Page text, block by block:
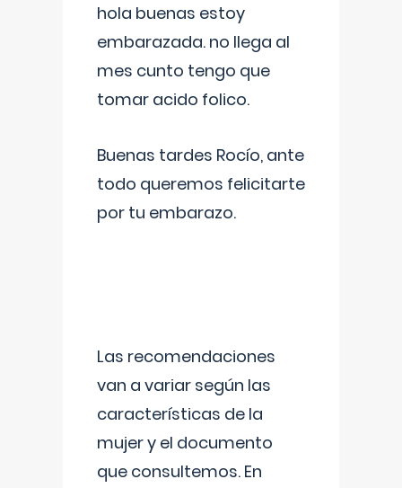
hola buenas estoy
embarazada. no llega al
mes cunto tengo que
tomar acido folico.
Buenas tardes Rocío, ante
todo queremos felicitarte
por tu embarazo.
Las recomendaciones
van a variar según las
características de la
mujer y el documento
que consultemos. En